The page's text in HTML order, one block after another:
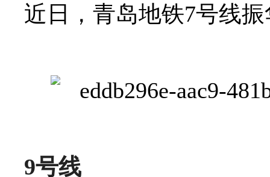
近日，青岛地铁7号线
9号线